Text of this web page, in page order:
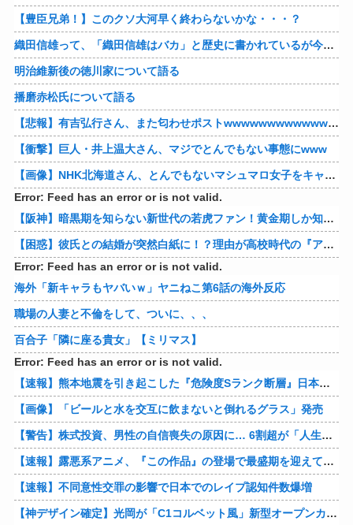
【豊臣兄弟！】このクソ大河早く終わらないかな・・・？
織田信雄って、「織田信雄はバカ」と歴史に書かれているが今まで家が残っているんでバカではないよな？
明治維新後の徳川家について語る
播磨赤松氏について語る
【悲報】有吉弘行さん、また匂わせポストwwwwwwwwwwwwwwww
【衝撃】巨人・井上温大さん、マジでとんでもない事態にwww
【画像】NHK北海道さん、とんでもないマシュマロ女子をキャスターに起用してしまうwwwwwwww
Error: Feed has an error or is not valid.
【阪神】暗黒期を知らない新世代の若虎ファン！黄金期しか知らない現代のファン事情と驚きのリアル
【困惑】彼氏との結婚が突然白紙に！？理由が高校時代の『アレ』だったｗｗｗｗ 他
Error: Feed has an error or is not valid.
海外「新キャラもヤバいｗ」ヤニねこ第6話の海外反応
職場の人妻と不倫をして、ついに、、、
百合子「隣に座る貴女」【ミリマス】
Error: Feed has an error or is not valid.
【速報】熊本地震を引き起こした『危険度Sランク断層』日本のド真ん中に10カ所もあると判明
【画像】「ビールと水を交互に飲まないと倒れるグラス」発売
【警告】株式投資、男性の自信喪失の原因に… 6割超が「人生の敗者」自認
【速報】露悪系アニメ、『この作品』の登場で最盛期を迎えてしまう…
【速報】不同意性交罪の影響で日本でのレイプ認知件数爆増
【神デザイン確定】光岡が「C1コルベット風」新型オープンカーの最新ティーザー画像を公開、マツダ・ロードスターの信頼性にレトロな外観がドッキング